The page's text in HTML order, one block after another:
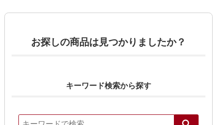
お探しの商品は見つかりましたか？
キーワード検索から探す